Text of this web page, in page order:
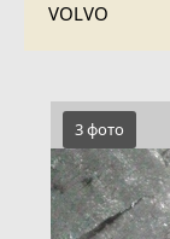
VOLVO
3 фото